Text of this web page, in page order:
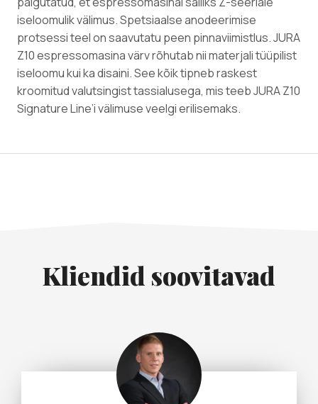
iseloomulik välimus. Spetsiaalse anodeerimise
protsessi teel on saavutatu peen pinnaviimistlus. JURA
Z10 espressomasina värv rõhutab nii materjali tüüpilist
iseloomu kui ka disaini. See kõik tipneb raskest
kroomitud valutsingist tassialusega, mis teeb JURA Z10
Signature Line’i välimuse veelgi erilisemaks.
Kliendid soovitavad